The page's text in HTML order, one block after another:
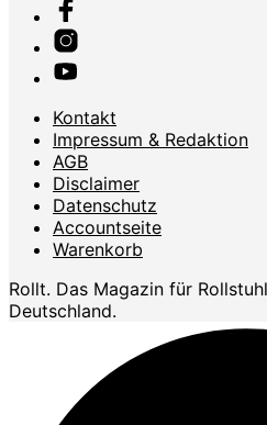
Kontakt
Impressum & Redaktion
AGB
Disclaimer
Datenschutz
Accountseite
Warenkorb
Rollt. Das Magazin für
Deutschland.